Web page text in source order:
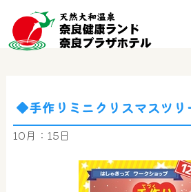
◆手作りミニクリスマスツリ
10月：15日
奈良健康ランド AIコンシェル
ご質問をお伺いします。